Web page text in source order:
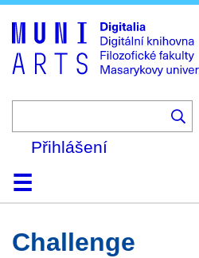
to
main
Přihlášení
DomůKolekce
Prohlížení
Vyhledávání
O platformě
Nápověda
Kontakt
Challenge